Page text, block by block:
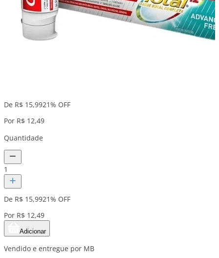
De R$ 15,9921% OFF
Por R$ 12,49
Quantidade
1
De R$ 15,9921% OFF
Por R$ 12,49
Adicionar
Vendido e entregue por MB